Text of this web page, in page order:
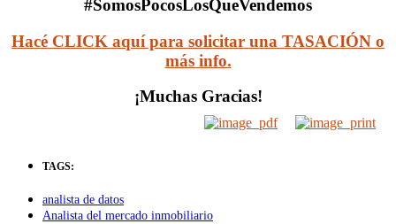
#SomosPocosLosQueVendemos
Hacé CLICK aquí para solicitar una TASACIÓN o
más info.
¡Muchas Gracias!
TAGS:
analista de datos
Analista del mercado inmobiliario